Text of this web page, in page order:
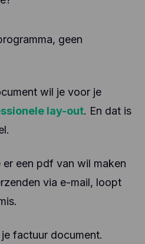
geen
wil je voor je
lay-out. En dat is
een pdf van wil maken
via e-mail, loopt
je factuur document.